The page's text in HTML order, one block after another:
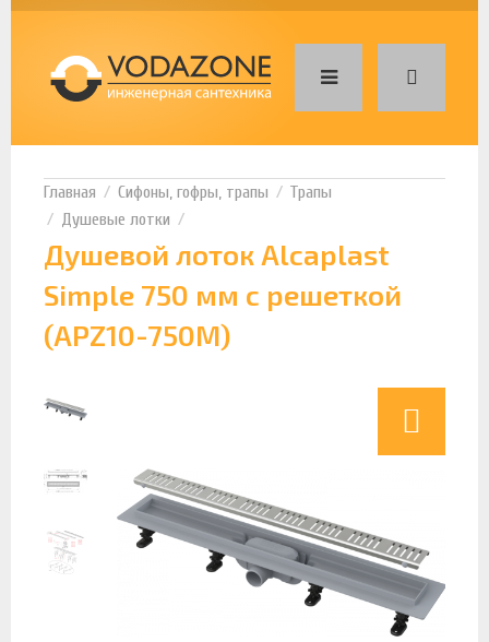
Сифоны, гофры, трапы
Трапы
Душевые лотки
Душевой лоток Alcaplast
Simple 750 мм с решеткой
(APZ10-750М)